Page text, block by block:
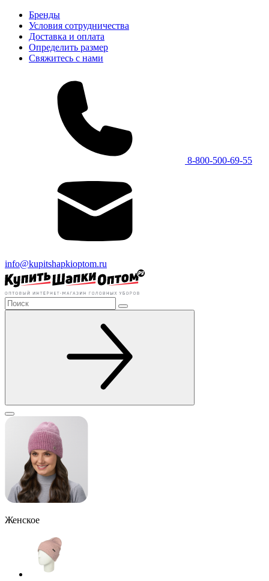
Бренды
Условия сотрудничества
Доставка и оплата
Определить размер
Свяжитесь с нами
8-800-500-69-55
info@kupitshapkioptom.ru
Женское